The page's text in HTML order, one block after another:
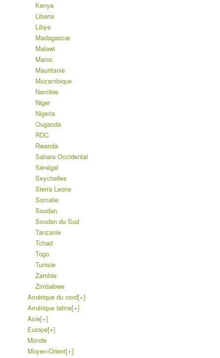
Kenya
Liberia
Libye
Madagascar
Malawi
Maroc
Mauritanie
Mozambique
Namibie
Niger
Nigeria
Ouganda
RDC
Rwanda
Sahara Occidental
Sénégal
Seychelles
Sierra Leone
Somalie
Soudan
Soudan du Sud
Tanzanie
Tchad
Togo
Tunisie
Zambie
Zimbabwe
Amérique du nord[+]
Amérique latine[+]
Asie[+]
Europe[+]
Monde
Moyen-Orient[+]